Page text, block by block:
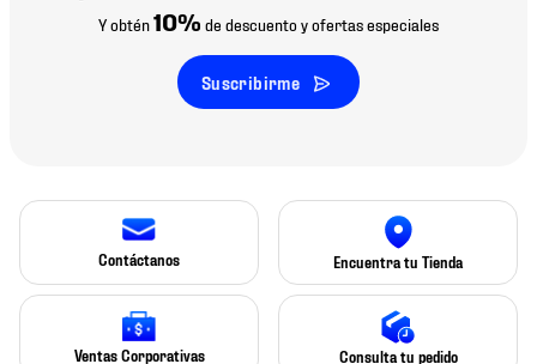
Y obtén10% de descuento y ofertas especiales
Suscribirme
Contáctanos Encuentra tu Tienda
Ventas Corporativas Consulta tu pedido